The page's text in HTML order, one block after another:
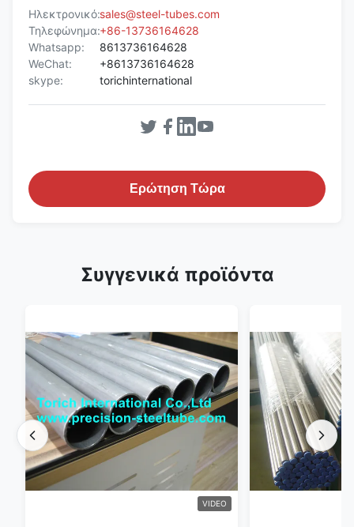
Ηλεκτρονικό:sales@steel-tubes.com
Τηλεφώνημα:+86-13736164628
Whatsapp:
8613736164628
WeChat:
+8613736164628
skype:
torichinternational
Ερώτηση Τώρα
Συγγενικά προϊόντα
VIDEO